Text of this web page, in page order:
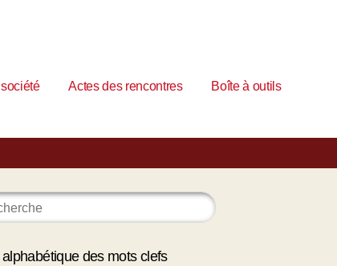
Actes des rencontres
Boîte à outils
des mots clefs